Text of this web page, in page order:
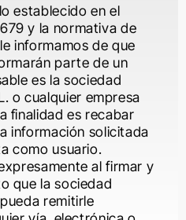
establecido en el
y la normativa de
informamos de que
parte de un
es la sociedad
o cualquier empresa
finalidad es recabar
información solicitada
como usuario.
al firmar y
que la sociedad
remitirle
de referencia
con sus valores de
y excelencia